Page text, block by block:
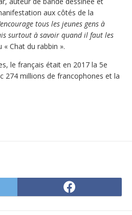
aux côtés de la
tous les jeunes gens à
surtout à savoir quand il faut les
« Chat du rabbin ».
le français était en 2017 la 5e
274 millions de francophones et la
on